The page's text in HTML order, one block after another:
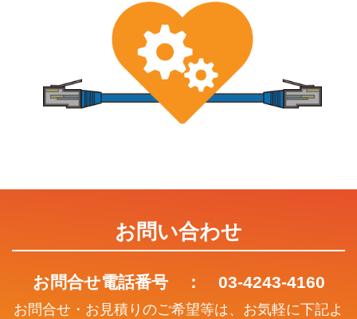
お問い合わせ
お問合せ電話番号 ： 03-4243-4160
お問合せ・お見積りのご希望等は、お気軽に下記よ